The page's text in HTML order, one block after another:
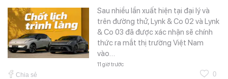
Sau nhiều lần xuất hiện tại đại lý và
trên đường thử, Lynk & Co 02 và Lynk
& Co 03 đã được xác nhận sẽ chính
thức ra mắt thị trường Việt Nam
vào…
11 giờ trước
Chia sẻ 0